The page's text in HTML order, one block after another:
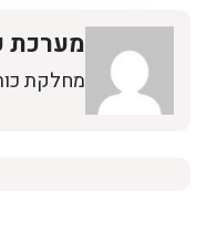
מערכת
מחלקת